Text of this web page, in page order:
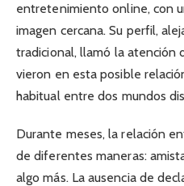
entretenimiento online, con
imagen cercana. Su perfil,
tradicional, llamó la atención
vieron en esta posible
habitual entre dos mundos
Durante meses, la relación
de diferentes maneras:
algo más. La ausencia de